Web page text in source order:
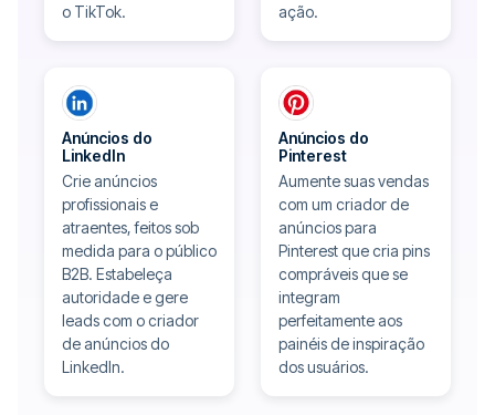
o TikTok.
ação.
Anúncios do
LinkedIn
Crie anúncios
profissionais e
atraentes, feitos sob
medida para o público
B2B. Estabeleça
autoridade e gere
leads com o criador
de anúncios do
LinkedIn.
Anúncios do
Pinterest
Aumente suas vendas
com um criador de
anúncios para
Pinterest que cria pins
compráveis ​​que se
integram
perfeitamente aos
painéis de inspiração
dos usuários.